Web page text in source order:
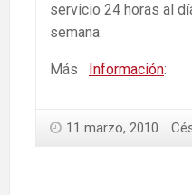
servicio 24 horas al
semana.
Más Información:
11 marzo, 2010